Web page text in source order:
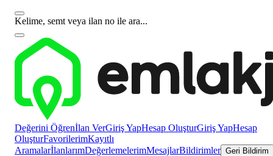
Kelime, semt veya ilan no ile ara...
Değerini Öğrenİlan VerGiriş YapHesap OluşturGiriş YapHesap
OluşturFavorilerimKayıtlı
AramalarİlanlarımDeğerlemelerimMesajlarBildirimler Geri Bildirim